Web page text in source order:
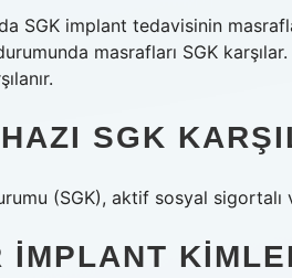
SGK implant tedavisinin
masrafları SGK
SGK
(SGK), aktif sosyal sigortalı
IMPLANT